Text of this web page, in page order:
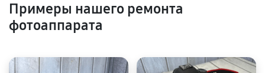
Примеры нашего ремонта
фотоаппарата